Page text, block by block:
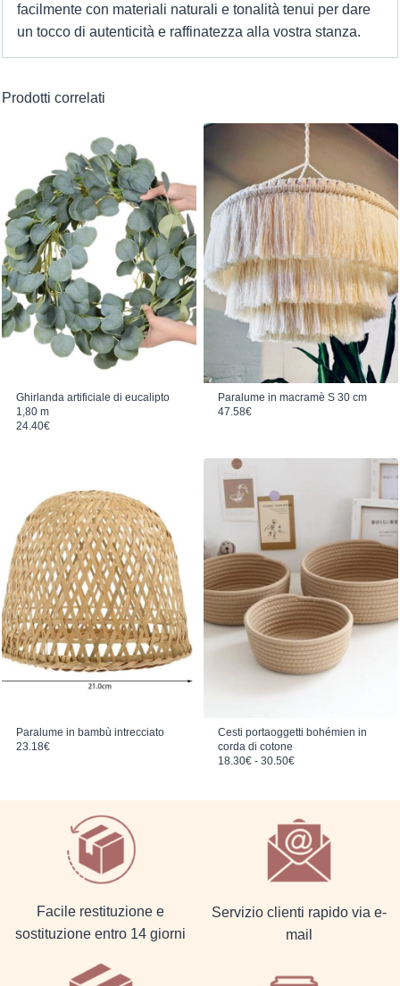
facilmente con materiali naturali e tonalità tenui per dare
un tocco di autenticità e raffinatezza alla vostra stanza.
Prodotti correlati
Ghirlanda artificiale di eucalipto
1,80 m
24.40€
Paralume in macramè S 30 cm
47.58€
Paralume in bambù intrecciato
23.18€
Cesti portaoggetti bohémien in
corda di cotone
18.30€ - 30.50€Fascia di prezzo: da 18.30€ a 30.50€
Facile restituzione e
sostituzione entro 14 giorni
Servizio clienti rapido via e-
mail